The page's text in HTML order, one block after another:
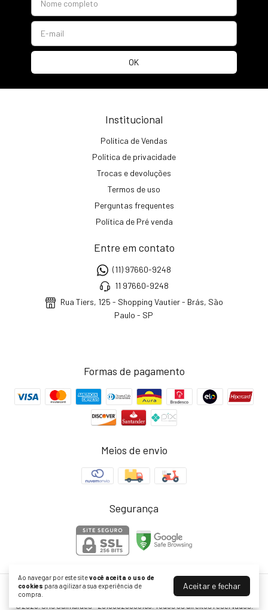
Ao navegar por este sitevocê aceita o uso de
cookies para agilizar a sua experiência de
compra.
Aceitar e fechar
Institucional
Política de Vendas
Política de privacidade
Trocas e devoluções
Termos de uso
Perguntas frequentes
Política de Pré venda
Entre em contato
(11) 97660-9248
11 97660-9248
Rua Tiers, 125 - Shopping Vautier - Brás, São
Paulo - SP
Formas de pagamento
Meios de envio
Segurança